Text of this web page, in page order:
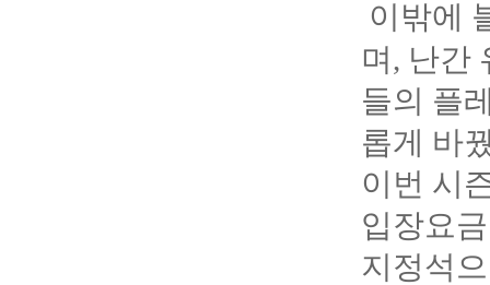
이밖에
며, 난간
들의 플
롭게 바
이번 시
입장요
지정석